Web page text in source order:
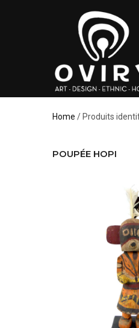
Home / Produits
POUPÉE HOPI